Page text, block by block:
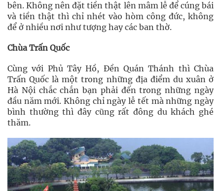
bên. Không nên đặt tiền thật lên mâm lễ để cúng bái
và tiền thật thì chỉ nhét vào hòm công đức, không
để ở nhiều nơi như tượng hay các ban thờ.
Chùa Trấn Quốc
Cùng với Phủ Tây Hồ, Đền Quán Thánh thì Chùa
Trấn Quốc là một trong những địa điểm du xuân ở
Hà Nội chắc chắn bạn phải đến trong những ngày
đầu năm mới. Không chỉ ngày lễ tết mà những ngày
bình thường thì đây cũng rất đông du khách ghé
thăm.